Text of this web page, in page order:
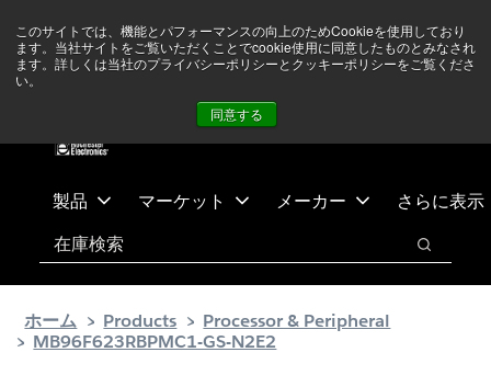
このサイトでは、機能とパフォーマンスの向上のためCookieを使用しており
ます。当社サイトをご覧いただくことでcookie使用に同意したものとみなされ
ます。詳しくは当社のプライバシーポリシーとクッキーポリシーをご覧くださ
い。
同意する
テ
ス
ありません 詳しい情報はこちら➜
製品 マーケット メーカー さらに表示
検索
検索
ホーム Products
Processor & Peripheral
MB96F623RBPMC1-GS-N2E2